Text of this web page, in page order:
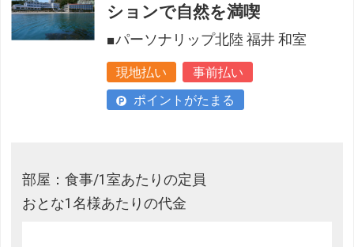
ションで自然を満喫
■パーソナリップ北陸 福井 和室
現地払い
事前払い
ポイントがたまる
部屋：食事/1室あたりの定員
おとな1名様あたりの代金